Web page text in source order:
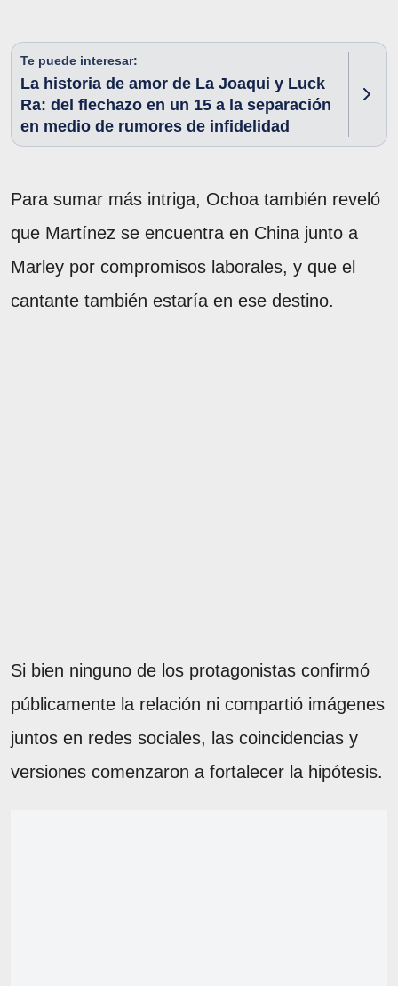
Te puede interesar:
La historia de amor de La Joaqui y Luck
Ra: del flechazo en un 15 a la separación
en medio de rumores de infidelidad
Para sumar más intriga, Ochoa también reveló
que Martínez se encuentra en China junto a
Marley por compromisos laborales, y que el
cantante también estaría en ese destino.
Si bien ninguno de los protagonistas confirmó
públicamente la relación ni compartió imágenes
juntos en redes sociales, las coincidencias y
versiones comenzaron a fortalecer la hipótesis.